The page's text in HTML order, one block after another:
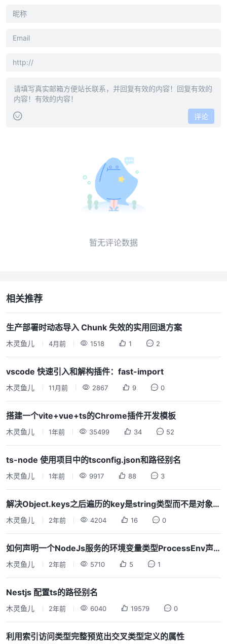
评论
暂无评论数据
相关推荐
生产部署时动态导入 Chunk 失效的实用回退方案
木灵鱼儿 4月前 1518 1 2
vscode 快速引入和解构插件：fast-import
木灵鱼儿 11月前 2867 9 0
搭建一个vite+vue+ts的Chrome插件开发模板
木灵鱼儿 1年前 35499 34 52
ts-node 使用项目中的tsconfig.json和路径别名
木灵鱼儿 1年前 9917 88 3
解决Object.keys之后遍历的key是string类型而不是对象的属性key导致的警告
木灵鱼儿 2年前 4204 16 0
如何声明一个NodeJs服务的环境变量类型ProcessEnv声明
木灵鱼儿 2年前 5710 5 1
Nestjs 配置ts的路径别名
木灵鱼儿 2年前 6040 19579 0
利用索引访问类型完整预览出交叉类型定义的属性